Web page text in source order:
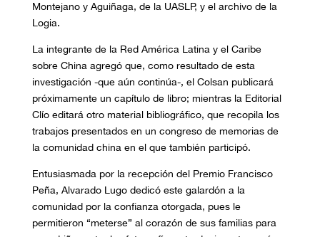
Montejano y Aguiñaga, de la UASLP, y el archivo de la
Logia.
La integrante de la Red América Latina y el Caribe
sobre China agregó que, como resultado de esta
investigación -que aún continúa-, el Colsan publicará
próximamente un capítulo de libro; mientras la Editorial
Clío editará otro material bibliográfico, que recopila los
trabajos presentados en un congreso de memorias de
la comunidad china en el que también participó.
Entusiasmada por la recepción del Premio Francisco
Peña, Alvarado Lugo dedicó este galardón a la
comunidad por la confianza otorgada, pues le
permitieron “meterse” al corazón de sus familias para